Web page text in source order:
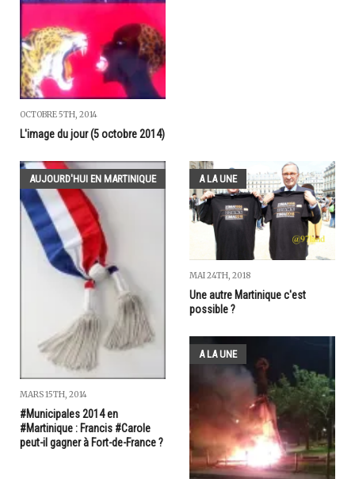
OCTOBRE 5TH, 2014
L'image du jour (5 octobre 2014)
AUJOURD'HUI EN MARTINIQUE
MARS 15TH, 2014
#Municipales 2014 en
#Martinique : Francis #Carole
peut-il gagner à Fort-de-France ?
A LA UNE
MAI 24TH, 2018
Une autre Martinique c'est
possible ?
A LA UNE